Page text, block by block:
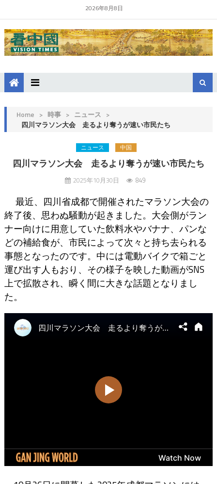
2026年8月8日
Home > 時事 > ニュース >
四川マラソン大会 走るより奪うが速い市民たち
ニュース 中国
四川マラソン大会 走るより奪うが速い市民たち
2025年10月30日 849
最近、四川省成都で開催されたマラソン大会の
終了後、思わぬ騒動が起きました。大会側がラン
ナー向けに用意していた飲料水やバナナ、パンな
どの補給食が、市民によって次々と持ち去られる
事態となったのです。中には電動バイクで箱ごと
運び出す人もおり、その様子を映した動画がSNS
上で拡散され、瞬く間に大きな話題となりまし
た。